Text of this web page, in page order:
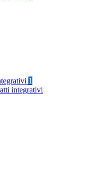
1
integrativi